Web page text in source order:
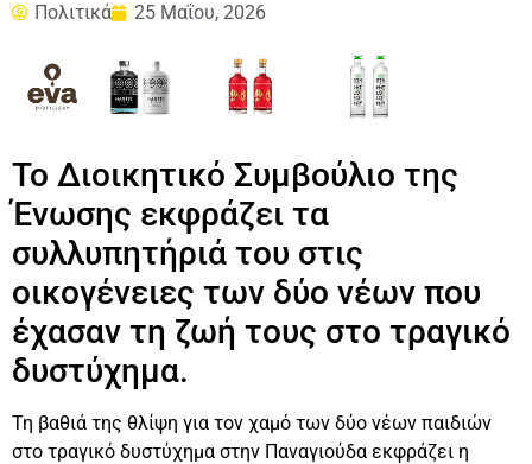
Πολιτικά 25 Μαΐου, 2026
Το Διοικητικό Συμβούλιο της
Ένωσης εκφράζει τα
συλλυπητήριά του στις
οικογένειες των δύο νέων που
έχασαν τη ζωή τους στο τραγικό
δυστύχημα.
Τη βαθιά της θλίψη για τον χαμό των δύο νέων παιδιών
στο τραγικό δυστύχημα στην Παναγιούδα εκφράζει η